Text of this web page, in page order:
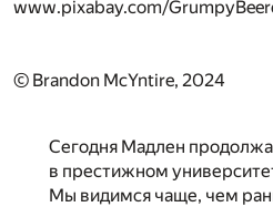
www.pixabay.com/
© Brandon McYntire, 2024
Сегодня Мадлен
в престижном
Мы видимся чаще, чем